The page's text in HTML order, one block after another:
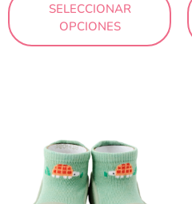
SELECCIONAR
OPCIONES